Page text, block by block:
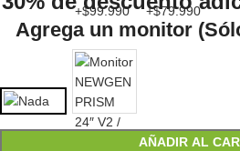
Agrega un monitor
AÑADIR AL